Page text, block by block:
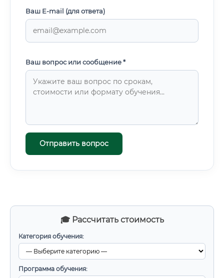
🎓 Рассчитать стоимость
Категория обучения:
Программа обучения:
Ваш E-mail (для ответа)
Ваш вопрос или сообщение *
Отправить вопрос